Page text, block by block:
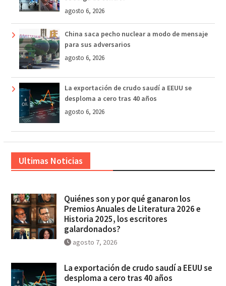
agosto 6, 2026
China saca pecho nuclear a modo de mensaje
para sus adversarios
agosto 6, 2026
La exportación de crudo saudí a EEUU se
desploma a cero tras 40 años
agosto 6, 2026
Ultimas Noticias
Quiénes son y por qué ganaron los
Premios Anuales de Literatura 2026 e
Historia 2025, los escritores
galardonados?
agosto 7, 2026
La exportación de crudo saudí a EEUU se
desploma a cero tras 40 años